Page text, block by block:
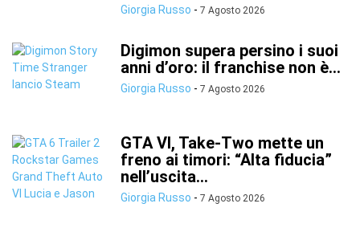
Giorgia Russo - 7 Agosto 2026
Digimon supera persino i suoi
anni d’oro: il franchise non è...
Giorgia Russo - 7 Agosto 2026
GTA VI, Take-Two mette un
freno ai timori: “Alta fiducia”
nell’uscita...
Giorgia Russo - 7 Agosto 2026